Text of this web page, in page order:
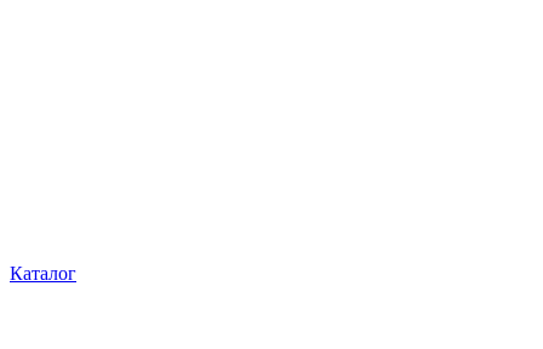
Каталог